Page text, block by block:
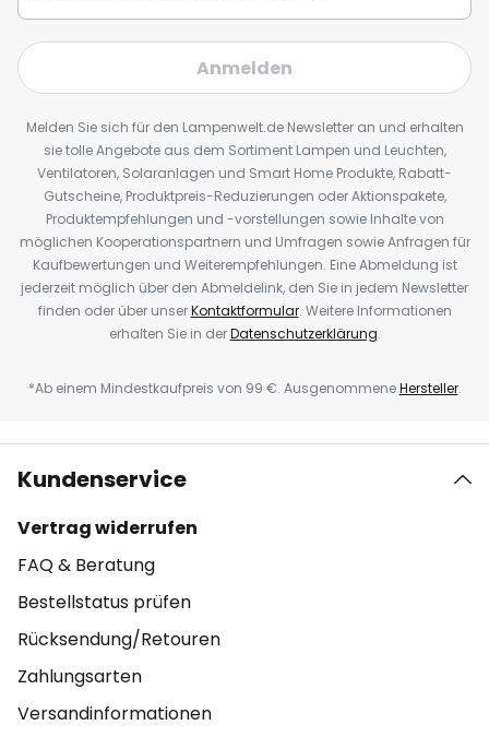
Anmelden
Melden Sie sich für den Lampenwelt.de Newsletter an und erhalten
sie tolle Angebote aus dem Sortiment Lampen und Leuchten,
Ventilatoren, Solaranlagen und Smart Home Produkte, Rabatt-
Gutscheine, Produktpreis-Reduzierungen oder Aktionspakete,
Produktempfehlungen und -vorstellungen sowie Inhalte von
möglichen Kooperationspartnern und Umfragen sowie Anfragen für
Kaufbewertungen und Weiterempfehlungen. Eine Abmeldung ist
jederzeit möglich über den Abmeldelink, den Sie in jedem Newsletter
finden oder über unserKontaktformular. Weitere Informationen
erhalten Sie in derDatenschutzerklärung.
*Ab einem Mindestkaufpreis von 99 €. AusgenommeneHersteller.
Kundenservice
Vertrag widerrufen
FAQ & Beratung
Bestellstatus prüfen
Rücksendung/Retouren
Zahlungsarten
Versandinformationen